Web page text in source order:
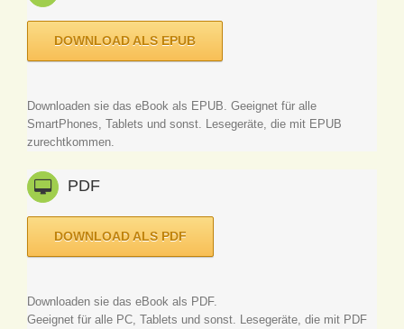
DOWNLOAD ALS EPUB
Downloaden sie das eBook als EPUB. Geeignet für alle
SmartPhones, Tablets und sonst. Lesegeräte, die mit EPUB
zurechtkommen.
PDF
DOWNLOAD ALS PDF
Downloaden sie das eBook als PDF.
Geeignet für alle PC, Tablets und sonst. Lesegeräte, die mit PDF